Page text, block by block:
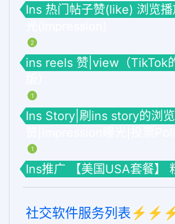
Ins 热门帖子赞(like) 浏览
2
ins reels 赞|view（TikTok
1
Ins Story|刷ins story的浏
1
Ins推广 【美国USA套餐】
社交软件服务列表